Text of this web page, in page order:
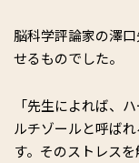
脳科学評論家の澤
せるものでした。
「先生によれば、
ルチゾールと呼ば
す。そのストレス